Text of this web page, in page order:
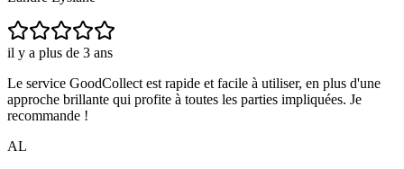
il y a plus de 3 ans
Le service GoodCollect est rapide et facile à utiliser, en plus d'une
approche brillante qui profite à toutes les parties impliquées. Je
recommande !
AL